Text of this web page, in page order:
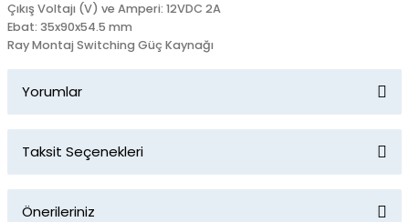
Çıkış Voltajı (V) ve Amperi: 12VDC 2A
Ebat: 35x90x54.5 mm
Ray Montaj Switching Güç Kaynağı
Yorumlar
Taksit Seçenekleri
Önerileriniz